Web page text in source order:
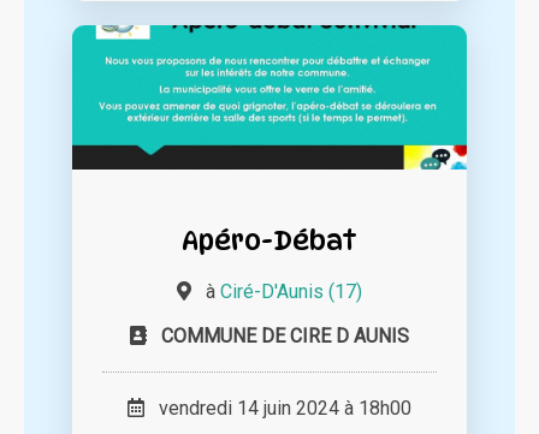
Apéro-Débat
à Ciré-D'Aunis (17)
COMMUNE DE CIRE D AUNIS
vendredi 14 juin 2024 à 18h00